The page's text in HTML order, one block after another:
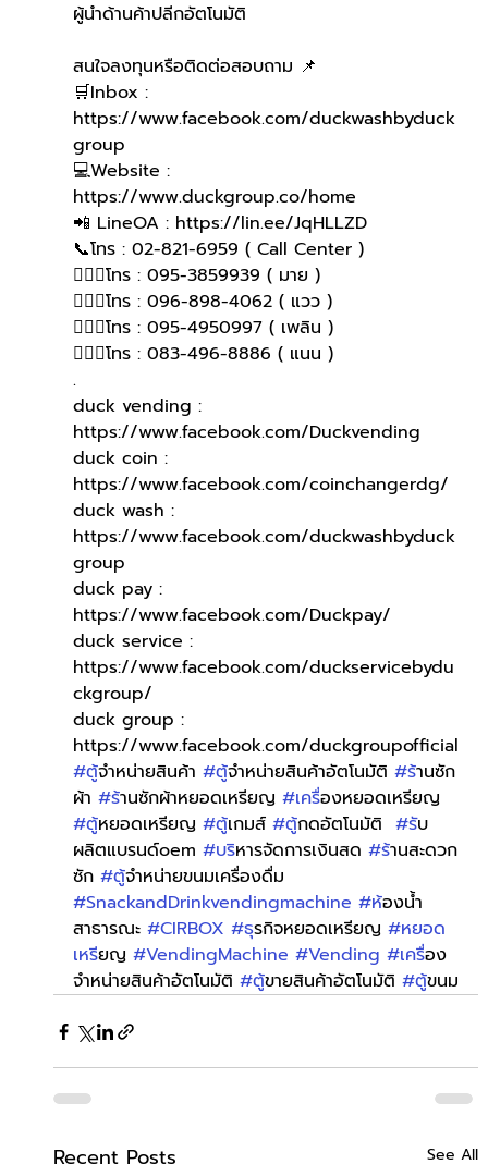
ผู้นำด้านค้าปลีกอัตโนมัติ
สนใจลงทุนหรือติดต่อสอบถาม 📌
🛒Inbox :
https://www.facebook.com/duckwashbyduck
group
💻Website :
https://www.duckgroup.co/home
📲 LineOA : https://lin.ee/JqHLLZD
📞โทร : 02-821-6959 ( Call Center )
🙋🏻‍♀️โทร : 095-3859939 ( มาย )
🙋🏻‍♀โทร : 096-898-4062 ( แวว )
🙋🏻‍♀โทร : 095-4950997 ( เพลิน )
🙋🏻‍♀️โทร : 083-496-8886 ( แนน )
.
duck vending :
https://www.facebook.com/Duckvending
duck coin :
https://www.facebook.com/coinchangerdg/
duck wash :
https://www.facebook.com/duckwashbyduck
group
duck pay :
https://www.facebook.com/Duckpay/
duck service :
https://www.facebook.com/duckservicebydu
ckgroup/
duck group :
https://www.facebook.com/duckgroupofficial
#ตู้จำหน่ายสินค้า #ตู้จำหน่ายสินค้าอัตโนมัติ #ร้านซัก
ผ้า #ร้านซักผ้าหยอดเหรียญ #เครื่องหยอดเหรียญ
#ตู้หยอดเหรียญ #ตู้เกมส์ #ตู้กดอัตโนมัติ #รับ
ผลิตแบรนด์oem #บริหารจัดการเงินสด #ร้านสะดวก
ซัก #ตู้จำหน่ายขนมเครื่องดื่ม
#SnackandDrinkvendingmachine #ห้องน้ำ
สาธารณะ #CIRBOX #ธุรกิจหยอดเหรียญ #หยอด
เหรียญ #VendingMachine #Vending #เครื่อง
จำหน่ายสินค้าอัตโนมัติ #ตู้ขายสินค้าอัตโนมัติ #ตู้ขนม
Recent Posts See All